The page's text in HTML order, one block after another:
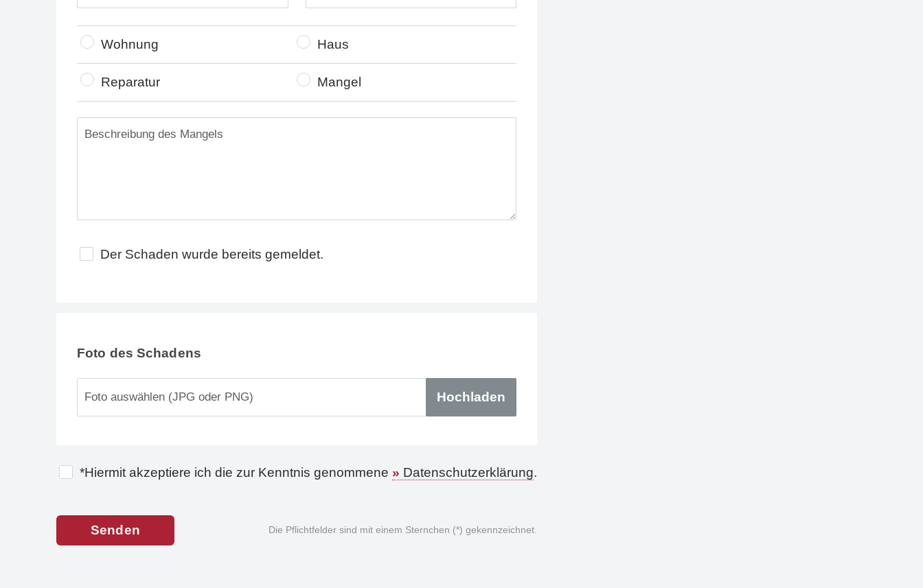
Wohnung Haus
Reparatur Mangel
Der Schaden wurde bereits gemeldet.
Foto des Schadens
*Hiermit akzeptiere ich die zur Kenntnis genommene Datenschutzerklärung.
Die Pflichtfelder sind mit einem Sternchen (*) gekennzeichnet.